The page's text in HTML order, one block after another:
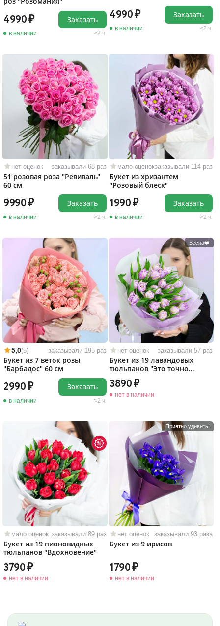
4990
в наличии 2 ч.
Заказать 4990
в наличии 2 ч.
Заказать
нет оценок заказывали 68 раз
51 розовая роза "Ревиваль"
60 см
9990
в наличии 2 ч.
Заказать
мало оценокзаказывали 114 раз
Букет из хризантем
"Розовый блеск"
1990
в наличии 2 ч.
Заказать
5,0(5) заказывали 195 раз
Букет из 7 веток розы
"Барбадос" 60 см
2990
в наличии 2 ч.
Заказать
Весна❤️
нет оценок заказывали 57 раз
Букет из 19 лавандовых
тюльпанов "Это точно
любовь!"
3890
нет в наличии
мало оценок заказывали 89 раз
Букет из 19 пионовидных
тюльпанов "Вдохновение"
3790
нет в наличии
Приятно удивить!
нет оценок заказывали 93 раза
Букет из 9 ирисов
1790
нет в наличии